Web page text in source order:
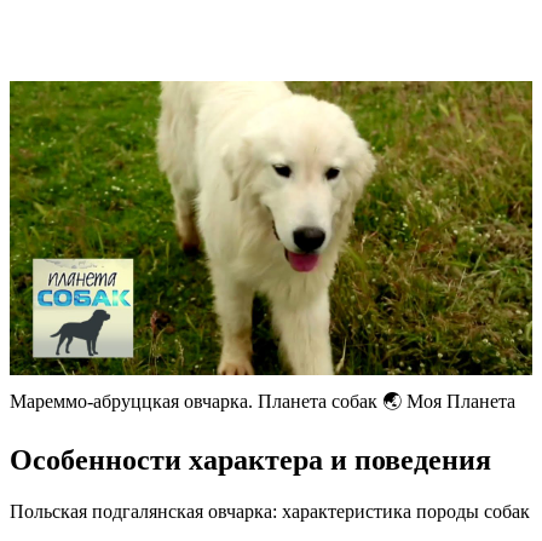
Мареммо-абруццкая овчарка. Планета собак 🌏 Моя Планета
Особенности характера и поведения
Польская подгалянская овчарка: характеристика породы собак